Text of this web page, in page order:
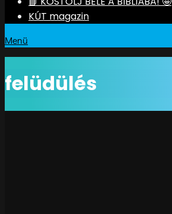
KÚT magazin
Menü
felüdülés